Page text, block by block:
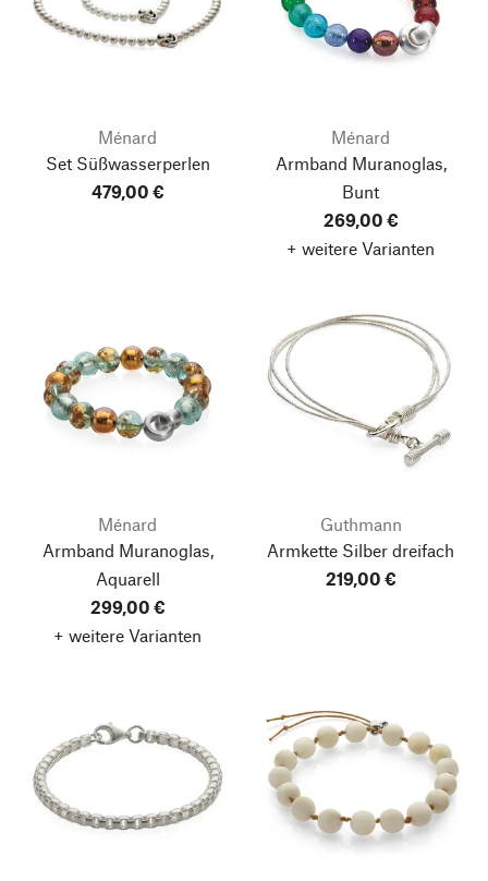
Ménard
Set Süßwasserperlen
479,00 €
Ménard
Armband Muranoglas,
Bunt
269,00 €
+ weitere Varianten
Ménard
Armband Muranoglas,
Aquarell
299,00 €
+ weitere Varianten
Guthmann
Armkette Silber dreifach
219,00 €